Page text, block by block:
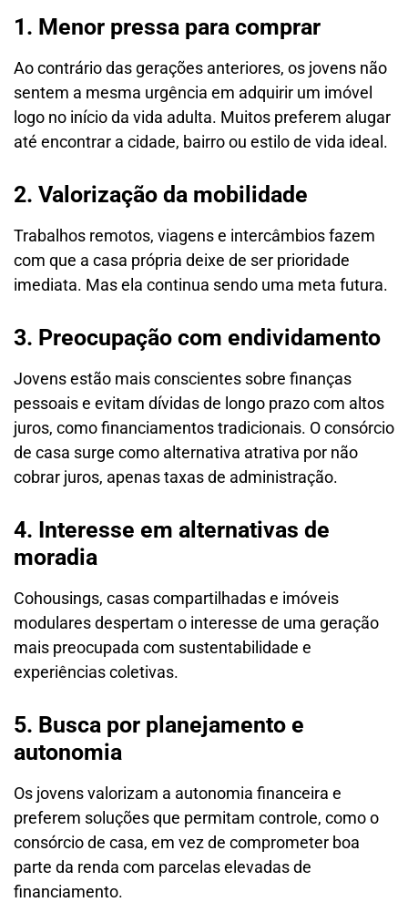
1. Menor pressa para comprar
Ao contrário das gerações anteriores, os jovens não
sentem a mesma urgência em adquirir um imóvel
logo no início da vida adulta. Muitos preferem alugar
até encontrar a cidade, bairro ou estilo de vida ideal.
2. Valorização da mobilidade
Trabalhos remotos, viagens e intercâmbios fazem
com que a casa própria deixe de ser prioridade
imediata. Mas ela continua sendo uma meta futura.
3. Preocupação com endividamento
Jovens estão mais conscientes sobre finanças
pessoais e evitam dívidas de longo prazo com altos
juros, como financiamentos tradicionais. O consórcio
de casa surge como alternativa atrativa por não
cobrar juros, apenas taxas de administração.
4. Interesse em alternativas de
moradia
Cohousings, casas compartilhadas e imóveis
modulares despertam o interesse de uma geração
mais preocupada com sustentabilidade e
experiências coletivas.
5. Busca por planejamento e
autonomia
Os jovens valorizam a autonomia financeira e
preferem soluções que permitam controle, como o
consórcio de casa, em vez de comprometer boa
parte da renda com parcelas elevadas de
financiamento.